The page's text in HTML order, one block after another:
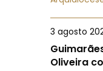
3 agosto
Oliveira